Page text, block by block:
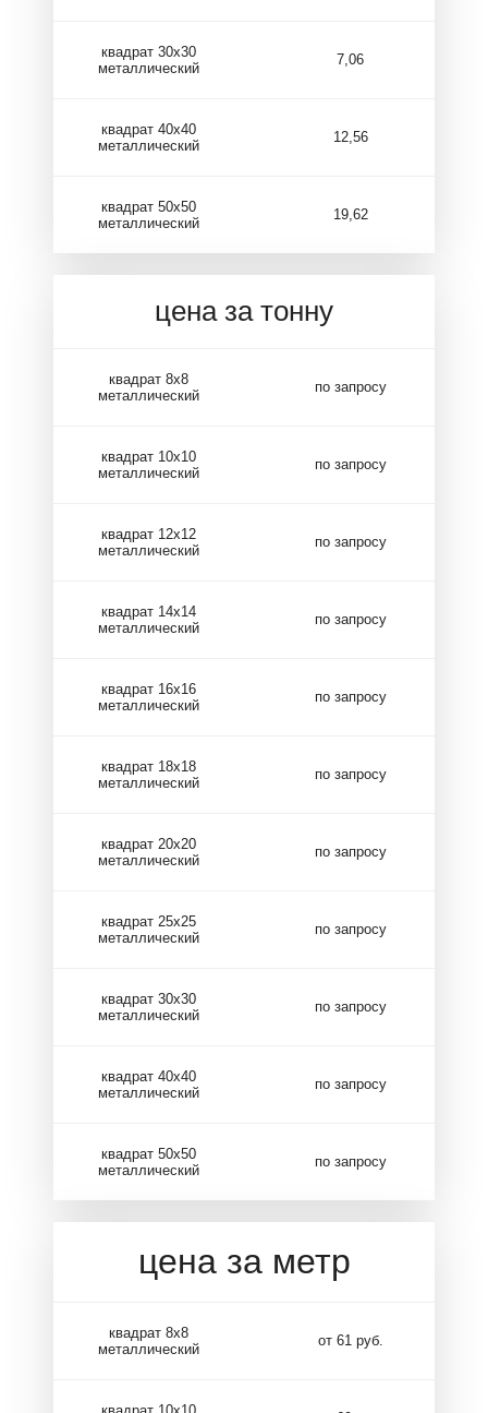
квадрат 30х30
металлический
7,06
квадрат 40х40
металлический
12,56
квадрат 50х50
металлический
19,62
цена за тонну
квадрат 8х8
металлический
по запросу
квадрат 10х10
металлический
по запросу
квадрат 12х12
металлический
по запросу
квадрат 14х14
металлический
по запросу
квадрат 16х16
металлический
по запросу
квадрат 18х18
металлический
по запросу
квадрат 20х20
металлический
по запросу
квадрат 25х25
металлический
по запросу
квадрат 30х30
металлический
по запросу
квадрат 40х40
металлический
по запросу
квадрат 50х50
металлический
по запросу
цена за метр
квадрат 8х8
металлический
от 61 руб.
квадрат 10х10